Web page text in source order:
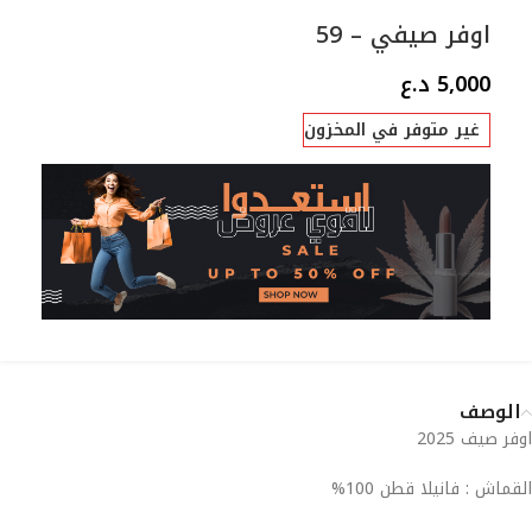
اوفر صيفي – 59
5,000 د.ع
غير متوفر في المخزون
الوصف
اوفر صيف 2025
القماش : فانيلا قطن 100%